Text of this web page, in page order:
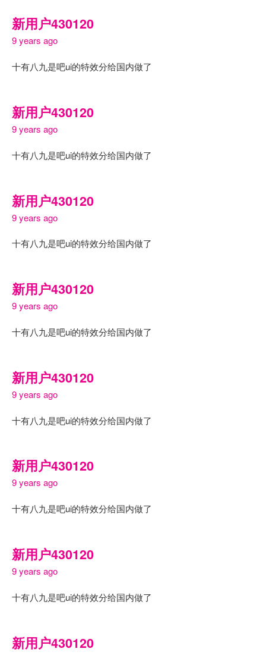
新用户430120
9 years ago
十有八九是吧ui的特效分给国内做了
新用户430120
9 years ago
十有八九是吧ui的特效分给国内做了
新用户430120
9 years ago
十有八九是吧ui的特效分给国内做了
新用户430120
9 years ago
十有八九是吧ui的特效分给国内做了
新用户430120
9 years ago
十有八九是吧ui的特效分给国内做了
新用户430120
9 years ago
十有八九是吧ui的特效分给国内做了
新用户430120
9 years ago
十有八九是吧ui的特效分给国内做了
新用户430120